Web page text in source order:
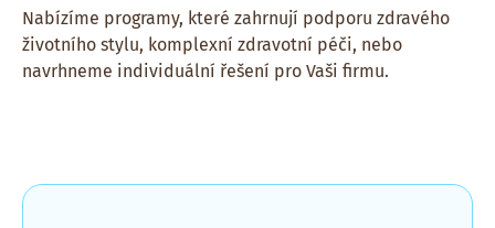
Nabízíme programy, které zahrnují podporu zdravého
životního stylu, komplexní zdravotní péči, nebo
navrhneme individuální řešení pro Vaši firmu.